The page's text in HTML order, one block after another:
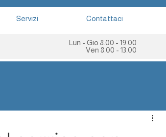
Servizi Contattaci
Lun - Gio 8.00 - 19.00
Ven 8.00 - 13.00